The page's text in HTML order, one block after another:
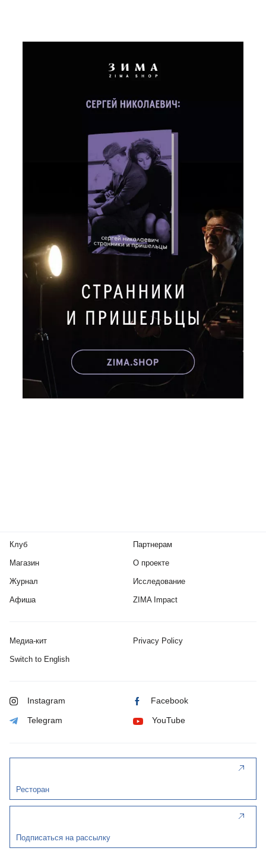
Клуб
Магазин
Журнал
Афиша
Партнерам
О проекте
Исследование
ZIMA Impact
Медиа-кит Privacy Policy
Switch to English
Instagram Facebook
Telegram YouTube
Ресторан
Подписаться на рассылку